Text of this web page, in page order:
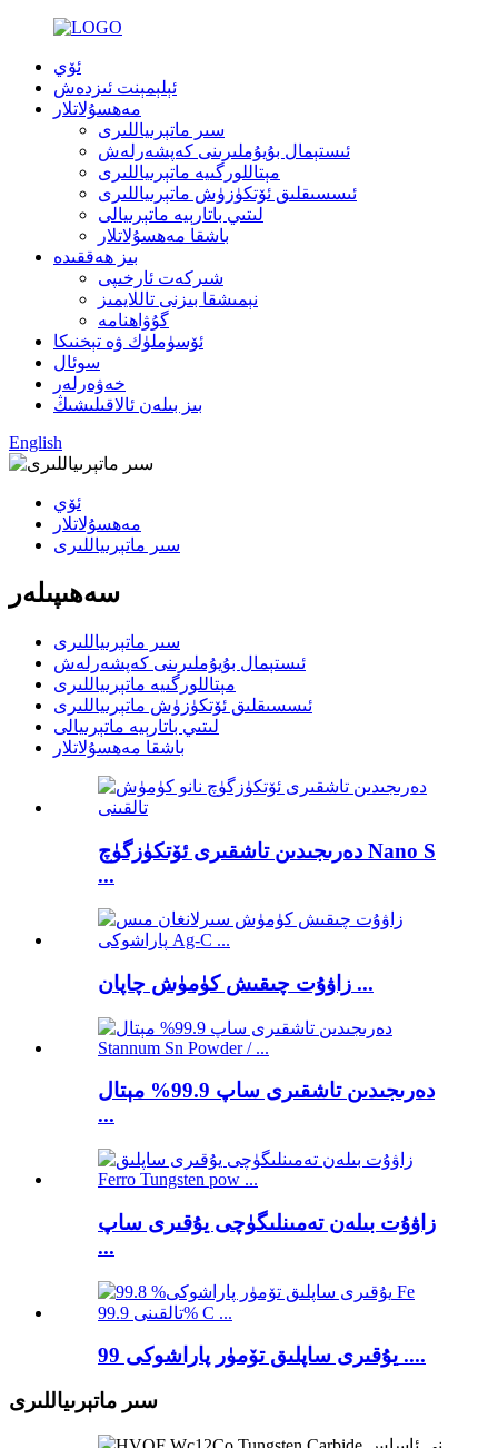
ئۆي
ئېلېمېنت ئىزدەش
مەھسۇلاتلار
سىر ماتېرىياللىرى
ئىستېمال بۇيۇملىرىنى كەپشەرلەش
مېتاللورگىيە ماتېرىياللىرى
ئىسسىقلىق ئۆتكۈزۈش ماتېرىياللىرى
لىتىي باتارېيە ماتېرىيالى
باشقا مەھسۇلاتلار
بىز ھەققىدە
شىركەت ئارخىپى
نېمىشقا بىزنى تاللايمىز
گۇۋاھنامە
ئۆسۈملۈك ۋە تېخنىكا
سوئال
خەۋەرلەر
بىز بىلەن ئالاقىلىشىڭ
English
ئۆي
مەھسۇلاتلار
سىر ماتېرىياللىرى
سەھىپىلەر
سىر ماتېرىياللىرى
ئىستېمال بۇيۇملىرىنى كەپشەرلەش
مېتاللورگىيە ماتېرىياللىرى
ئىسسىقلىق ئۆتكۈزۈش ماتېرىياللىرى
لىتىي باتارېيە ماتېرىيالى
باشقا مەھسۇلاتلار
دەرىجىدىن تاشقىرى ئۆتكۈزگۈچ Nano S
...
زاۋۇت چىقىش كۈمۈش چاپان ...
دەرىجىدىن تاشقىرى ساپ 99.9% مېتال
...
زاۋۇت بىلەن تەمىنلىگۈچى يۇقىرى ساپ
...
يۇقىرى ساپلىق تۆمۈر پاراشوكى 99 ....
سىر ماتېرىياللىرى